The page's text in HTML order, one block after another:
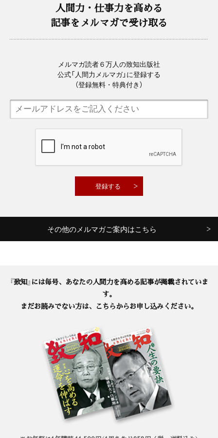
人間力・仕事力を高める
記事をメルマガで受け取る
メルマガ読者６万人の致知出版社
公式「人間力メルマガ」に登録する
（登録無料・特典付き）
その他のメルマガご案内はこちら
『致知』には毎号、あなたの人間力を高める記事が掲載されていま
す。
まだお読みでない方は、こちらからお申し込みください。